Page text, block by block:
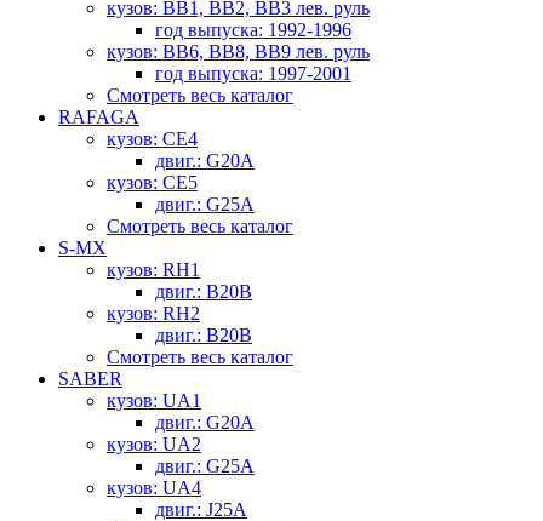
кузов: BB1, BB2, BB3 лев. руль
год выпуска: 1992-1996
кузов: BB6, BB8, BB9 лев. руль
год выпуска: 1997-2001
Смотреть весь каталог
RAFAGA
кузов: CE4
двиг.: G20A
кузов: CE5
двиг.: G25A
Смотреть весь каталог
S-MX
кузов: RH1
двиг.: B20B
кузов: RH2
двиг.: B20B
Смотреть весь каталог
SABER
кузов: UA1
двиг.: G20A
кузов: UA2
двиг.: G25A
кузов: UA4
двиг.: J25A